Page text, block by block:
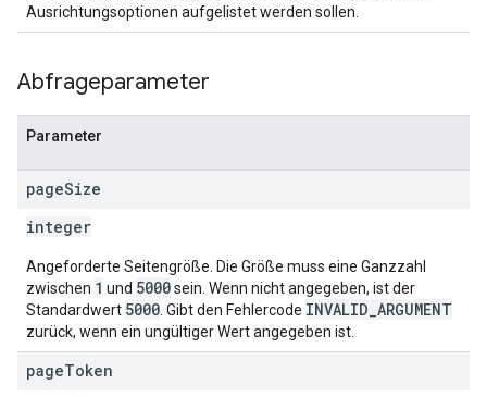
Ausrichtungsoptionen aufgelistet werden sollen.
Abfrageparameter
Parameter
pageSize
integer
Angeforderte Seitengröße. Die Größe muss eine Ganzzahl
zwischen 1 und 5000sein. Wenn nicht angegeben, ist der
Standardwert 5000 . Gibt den Fehlercode INVALID_ARGUMENT
zurück, wenn ein ungültiger Wert angegeben ist.
pageToken